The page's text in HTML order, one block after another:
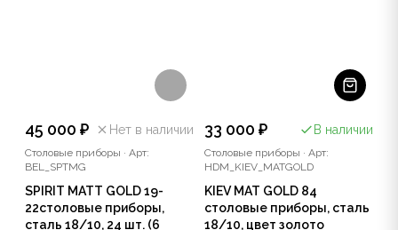
45 000 ₽ Нет в наличии
Столовые приборы · Арт:
BEL_SPTMG
SPIRIT MATT GOLD 19-
22столовые приборы,
сталь 18/10, 24 шт. (6
33 000 ₽ В наличии
Столовые приборы · Арт:
HDM_KIEV_MATGOLD
KIEV MAT GOLD 84
столовые приборы, сталь
18/10, цвет золото